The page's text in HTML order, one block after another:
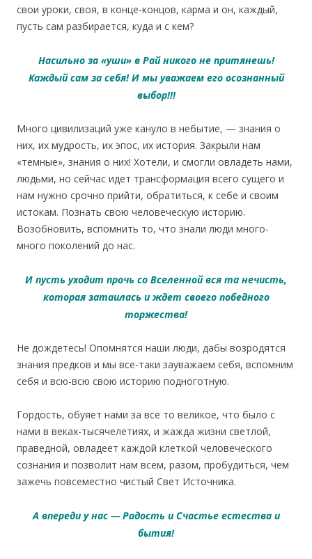
свои уроки, своя, в конце-концов, карма и он, каждый,
пусть сам разбирается, куда и с кем?
Насильно за «уши» в Рай никого не притянешь!
Каждый сам за себя! И мы уважаем его осознанный
выбор!!!
Много цивилизаций уже кануло в небытие, — знания о
них, их мудрость, их эпос, их история. Закрыли нам
«темные», знания о них! Хотели, и смогли овладеть нами,
людьми, но сейчас идет трансформация всего сущего и
нам нужно срочно прийти, обратиться, к себе и своим
истокам. Познать свою человеческую историю.
Возобновить, вспомнить то, что знали люди много-
много поколений до нас.
И пусть уходит прочь со Вселенной вся та нечисть,
которая затаилась и ждет своего победного
торжества!
Не дождетесь! Опомнятся наши люди, дабы возродятся
знания предков и мы все-таки зауважаем себя, вспомним
себя и всю-всю свою историю подноготную.
Гордость, обуяет нами за все то великое, что было с
нами в веках-тысячелетиях, и жажда жизни светлой,
праведной, овладеет каждой клеткой человеческого
сознания и позволит нам всем, разом, пробудиться, чем
зажечь повсеместно чистый Свет Источника.
А впереди у нас — Радость и Счастье естества и
бытия!